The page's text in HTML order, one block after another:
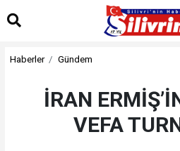
Haberler Gündem
İRAN
VEFA